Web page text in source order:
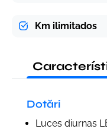
Km ilimitados
Dotări
Luces diurnas